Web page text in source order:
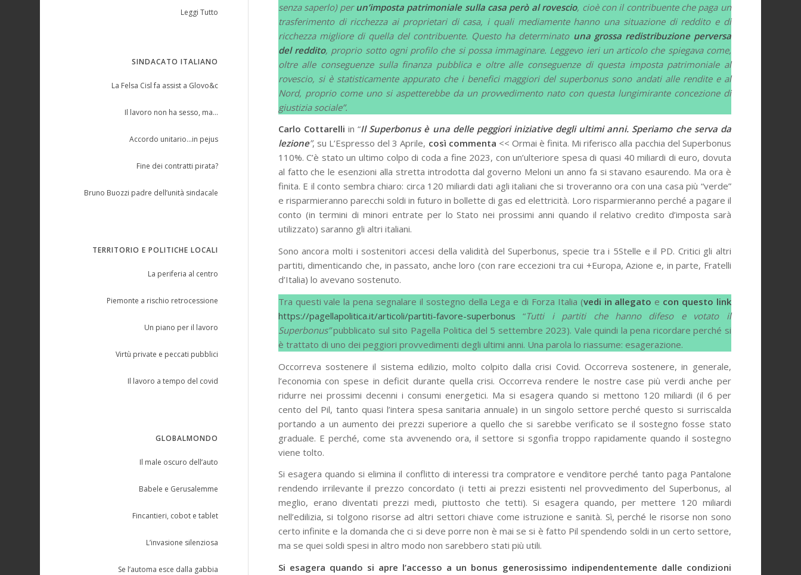
senza saperlo) perun’imposta patrimoniale sulla casa però al rovescio, cioè con il contribuente che paga un
trasferimento di ricchezza ai proprietari di casa, i quali mediamente hanno una situazione di reddito e di
ricchezza migliore di quella del contribuente. Questo ha determinato una grossa redistribuzione perversa
del reddito, proprio sotto ogni profilo che si possa immaginare. Leggevo ieri un articolo che spiegava come,
oltre alle conseguenze sulla finanza pubblica e oltre alle conseguenze di questa imposta patrimoniale al
rovescio, si è statisticamente appurato che i benefici maggiori del superbonus sono andati alle rendite e al
Nord, proprio come uno si aspetterebbe da un provvedimento nato con questa lungimirante concezione di
giustizia sociale”.
Carlo Cottarelli in “Il Superbonus è una delle peggiori iniziative degli ultimi anni. Speriamo che serva da
lezione”, su L’Espresso del 3 Aprile, così commenta << Ormai è finita. Mi riferisco alla pacchia del Superbonus
110%. C’è stato un ultimo colpo di coda a fine 2023, con un’ulteriore spesa di quasi 40 miliardi di euro, dovuta
al fatto che le esenzioni alla stretta introdotta dal governo Meloni un anno fa si stavano esaurendo. Ma ora è
finita. E il conto sembra chiaro: circa 120 miliardi dati agli italiani che si troveranno ora con una casa più “verde”
e risparmieranno parecchi soldi in futuro in bollette di gas ed elettricità. Loro risparmieranno perché a pagare il
conto (in termini di minori entrate per lo Stato nei prossimi anni quando il relativo credito d’imposta sarà
utilizzato) saranno gli altri italiani.
Sono ancora molti i sostenitori accesi della validità del Superbonus, specie tra i 5Stelle e il PD. Critici gli altri
partiti, dimenticando che, in passato, anche loro (con rare eccezioni tra cui +Europa, Azione e, in parte, Fratelli
d’Italia) lo avevano sostenuto.
Tra questi vale la pena segnalare il sostegno della Lega e di Forza Italia (vedi in allegato e con questo link
https://pagellapolitica.it/articoli/partiti-favore-superbonus “Tutti i partiti che hanno difeso e votato il
Superbonus”pubblicato sul sito Pagella Politica del 5 settembre 2023). Vale quindi la pena ricordare perché si
è trattato di uno dei peggiori provvedimenti degli ultimi anni. Una parola lo riassume: esagerazione.
Occorreva sostenere il sistema edilizio, molto colpito dalla crisi Covid. Occorreva sostenere, in generale,
l’economia con spese in deficit durante quella crisi. Occorreva rendere le nostre case più verdi anche per
ridurre nei prossimi decenni i consumi energetici. Ma si esagera quando si mettono 120 miliardi (il 6 per
cento del Pil, tanto quasi l’intera spesa sanitaria annuale) in un singolo settore perché questo si surriscalda
portando a un aumento dei prezzi superiore a quello che si sarebbe verificato se il sostegno fosse stato
graduale. E perché, come sta avvenendo ora, il settore si sgonfia troppo rapidamente quando il sostegno
viene tolto.
Si esagera quando si elimina il conflitto di interessi tra compratore e venditore perché tanto paga Pantalone
rendendo irrilevante il prezzo concordato (i tetti ai prezzi esistenti nel provvedimento del Superbonus, al
meglio, erano diventati prezzi medi, piuttosto che tetti). Si esagera quando, per mettere 120 miliardi
nell’edilizia, si tolgono risorse ad altri settori chiave come istruzione e sanità. Sì, perché le risorse non sono
certo infinite e la domanda che ci si deve porre non è mai se si è fatto Pil spendendo soldi in un certo settore,
ma se quei soldi spesi in altro modo non sarebbero stati più utili.
Si esagera quando si apre l’accesso a un bonus generosissimo indipendentemente dalle condizioni
Leggi Tutto
SINDACATO ITALIANO
La Felsa Cisl fa assist a Glovo&c
Il lavoro non ha sesso, ma…
Accordo unitario…in pejus
Fine dei contratti pirata?
Bruno Buozzi padre dell’unità sindacale
TERRITORIO E POLITICHE LOCALI
La periferia al centro
Piemonte a rischio retrocessione
Un piano per il lavoro
Virtù private e peccati pubblici
Il lavoro a tempo del covid
GLOBALMONDO
Il male oscuro dell’auto
Babele e Gerusalemme
Fincantieri, cobot e tablet
L’invasione silenziosa
Se l’automa esce dalla gabbia